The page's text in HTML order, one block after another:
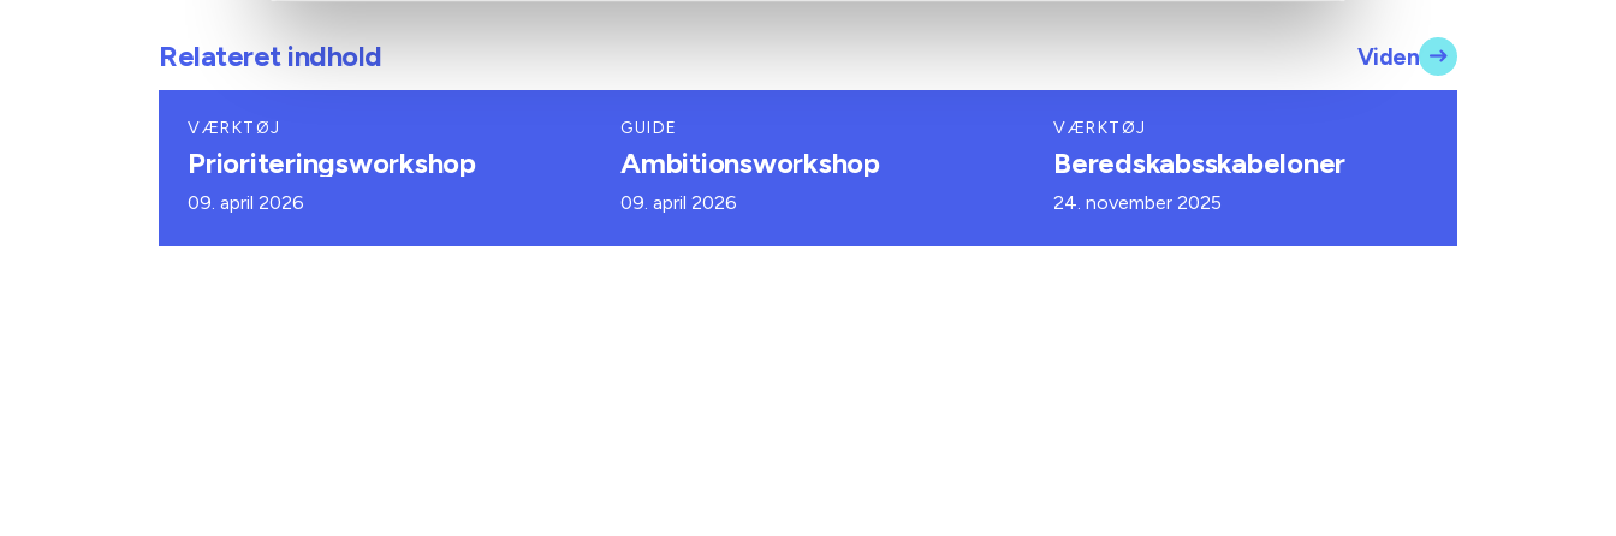
Relateret indhold Viden
VÆRKTØJ
Prioriteringsworkshop
09. april 2026
GUIDE
Ambitionsworkshop
09. april 2026
VÆRKTØJ
Beredskabsskabeloner
24. november 2025